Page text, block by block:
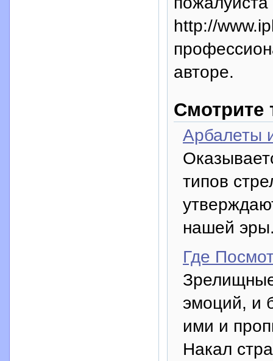
http://
авторе.
Смотрите
Арбалеты
типов
нашей
Где
эмоций, и
ими и
Накал